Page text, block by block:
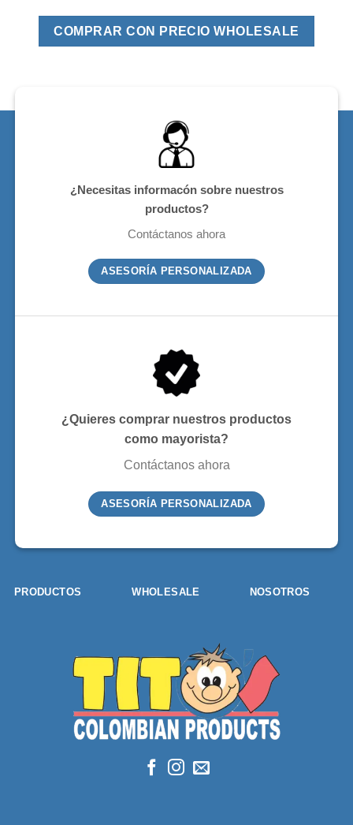
COMPRAR CON PRECIO WHOLESALE
¿Necesitas informacón sobre nuestros
productos?
Contáctanos ahora
ASESORÍA PERSONALIZADA
¿Quieres comprar nuestros productos
como mayorista?
Contáctanos ahora
ASESORÍA PERSONALIZADA
PRODUCTOS WHOLESALE NOSOTROS